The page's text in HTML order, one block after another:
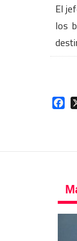
El
los